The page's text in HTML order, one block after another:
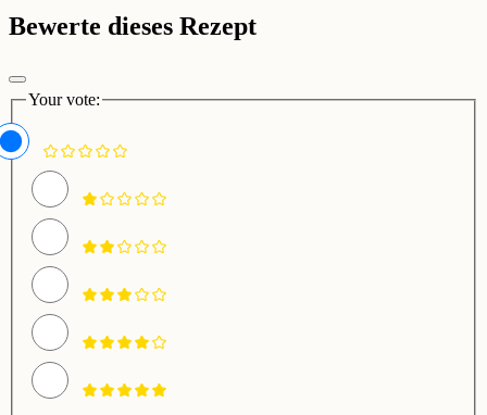
Bewerte dieses Rezept
Your vote: